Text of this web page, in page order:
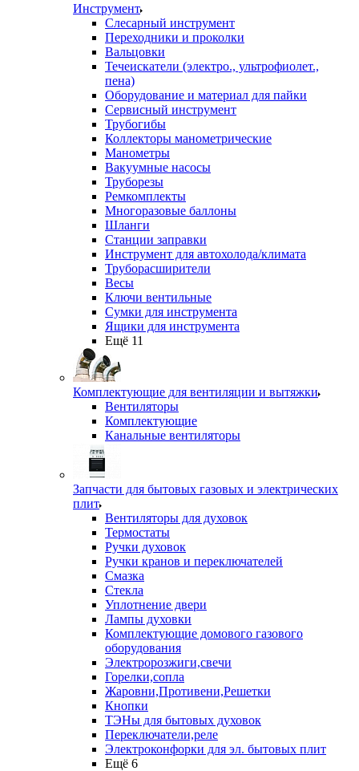
Инструмент
Слесарный инструмент
Переходники и проколки
Вальцовки
Течеискатели (электро., ультрофиолет.,
пена)
Оборудование и материал для пайки
Сервисный инструмент
Трубогибы
Коллекторы манометрические
Манометры
Вакуумные насосы
Труборезы
Ремкомплекты
Многоразовые баллоны
Шланги
Станции заправки
Инструмент для автохолода/климата
Труборасширители
Весы
Ключи вентильные
Сумки для инструмента
Ящики для инструмента
Ещё 11
Комплектующие для вентиляции и вытяжки
Вентиляторы
Комплектующие
Канальные вентиляторы
Запчасти для бытовых газовых и электрических
плит
Вентиляторы для духовок
Термостаты
Ручки духовок
Ручки кранов и переключателей
Смазка
Стекла
Уплотнение двери
Лампы духовки
Комплектующие домового газового
оборудования
Электророзжиги,свечи
Горелки,сопла
Жаровни,Противени,Решетки
Кнопки
ТЭНы для бытовых духовок
Переключатели,реле
Электроконфорки для эл. бытовых плит
Ещё 6